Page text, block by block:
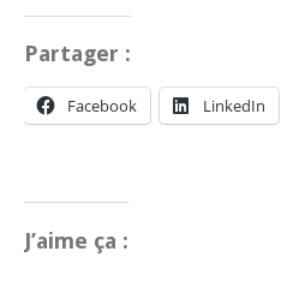
Partager :
Facebook LinkedIn
J’aime ça :